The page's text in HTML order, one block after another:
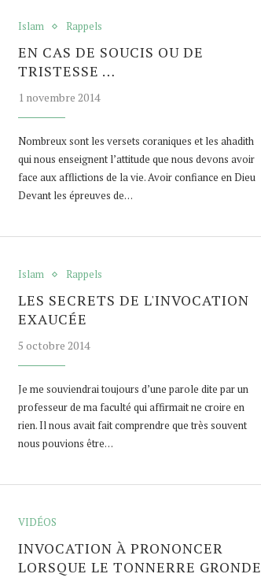
Islam Rappels
EN CAS DE SOUCIS OU DE
TRISTESSE …
1 novembre 2014
Nombreux sont les versets coraniques et les ahadith
qui nous enseignent l’attitude que nous devons avoir
face aux afflictions de la vie. Avoir confiance en Dieu
Devant les épreuves de…
Islam Rappels
LES SECRETS DE L'INVOCATION
EXAUCÉE
5 octobre 2014
Je me souviendrai toujours d’une parole dite par un
professeur de ma faculté qui affirmait ne croire en
rien. Il nous avait fait comprendre que très souvent
nous pouvions être…
VIDÉOS
INVOCATION À PRONONCER
LORSQUE LE TONNERRE GRONDE